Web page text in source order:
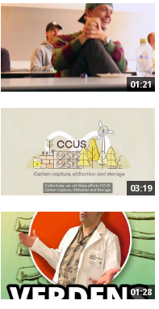
01:21
03:19
01:28